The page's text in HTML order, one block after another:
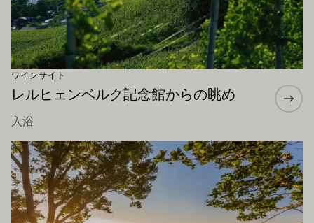
ワインサイト
レルヒェンベルク記念館からの眺め
入浴
もっと詳しく